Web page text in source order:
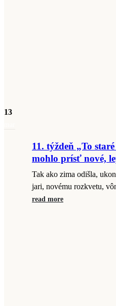
13
11. týždeň „To
mohlo prísť nové,
Tak ako zima odišla,
jari, novému rozkvetu,
read more